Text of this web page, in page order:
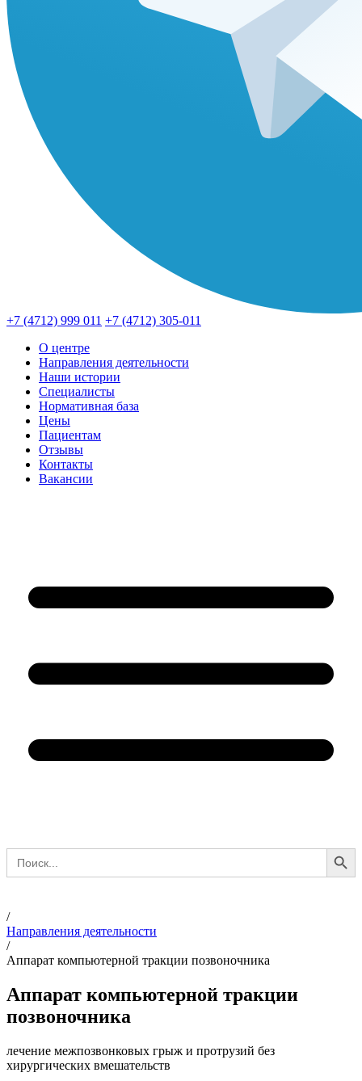
+7 (4712) 999 011 +7 (4712) 305-011
О центре
Направления деятельности
Наши истории
Специалисты
Нормативная база
Цены
Пациентам
Отзывы
Контакты
Вакансии
Search
for:
Search Button
/
Направления деятельности
/
Аппарат компьютерной тракции позвоночника
Аппарат компьютерной тракции
позвоночника
лечение межпозвонковых грыж и протрузий без
хирургических вмешательств